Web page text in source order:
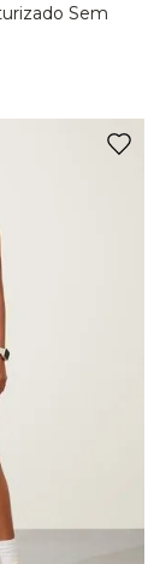
Sem